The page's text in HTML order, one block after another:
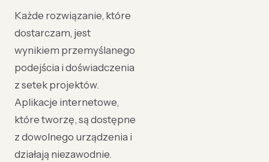
Każde rozwiązanie, które
dostarczam, jest
wynikiem przemyślanego
podejścia i doświadczenia
z setek projektów.
Aplikacje internetowe,
które tworzę, są dostępne
z dowolnego urządzenia i
działają niezawodnie.